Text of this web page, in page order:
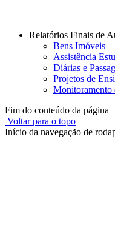
Relatórios Finais de
Bens Imóveis
Assistência
Diárias e
Projetos de
Monitoramento
Fim do conteúdo da página
Voltar para o topo
Início da navegação de